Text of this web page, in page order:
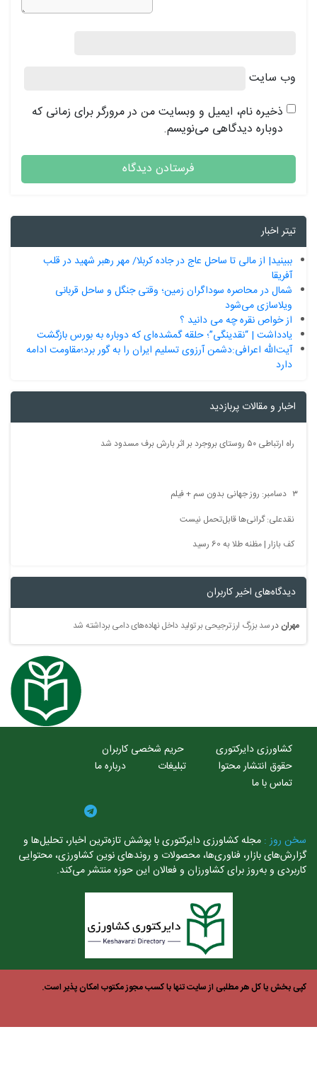
وب‌ سایت
ذخیره نام، ایمیل و وبسایت من در مرورگر برای زمانی که
دوباره دیدگاهی می‌نویسم.
تیتر اخبار
ببینید| از مالی تا ساحل عاج در جاده کربلا/ مهر رهبر شهید در قلب
آفریقا
شمال در محاصره سوداگران زمین؛ وقتی جنگل و ساحل قربانی
ویلاسازی می‌شود
از خواص نقره چه می دانید ؟
یادداشت | “نقدینگی”؛ حلقه گمشده‌ای که دوباره به بورس بازگشت
آیت‌الله اعرافی:دشمن آرزوی تسلیم ایران را به گور برد؛مقاومت ادامه
دارد
اخبار و مقالات پربازدید
راه ارتباطی ۵۰ روستای بروجرد بر اثر بارش برف مسدود شد
نقدعلی: گرانی‌ها قابل‌تحمل نیست
کف بازار | مظنه طلا به 60 رسید
دیدگاه‌های اخیر کاربران
مهراندرسد بزرگ ارز ترجیحی بر تولید داخل نهاده‌های دامی برداشته شد
کشاورزی دایرکتوری
حریم شخصی کاربران
حقوق انتشار محتوا
تبلیغات
درباره ما
تماس با ما
روز :مجله کشاورزی دایرکتوری با پوشش تازه‌ترین اخبار، تحلیل‌ها و
بازار، فناوری‌ها، محصولات و روندهای نوین کشاورزی، محتوایی
و به‌روز برای کشاورزان و فعالان این حوزه منتشر می‌کند.
بخش یا کل هر مطلبی از سایت تنها با کسب مجوز مکتوب امکان پذیر است.